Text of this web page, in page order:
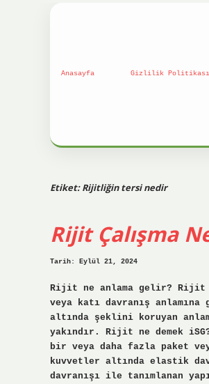
Anasayfa Gizlilik Politikası
Etiket:Rijitliğin tersi nedir
Rijit Çalışma
Tarih: Eylül 21, 2024
Rijit ne anlama gelir? Rijit
veya katı davranış
altında şeklini koruyan
yakındır. Rijit ne demek
bir veya daha fazla paket
kuvvetler altında elastik
​​davranışı ile tanımlanan